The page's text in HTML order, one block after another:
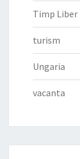
Timp Liber
turism
Ungaria
vacanta